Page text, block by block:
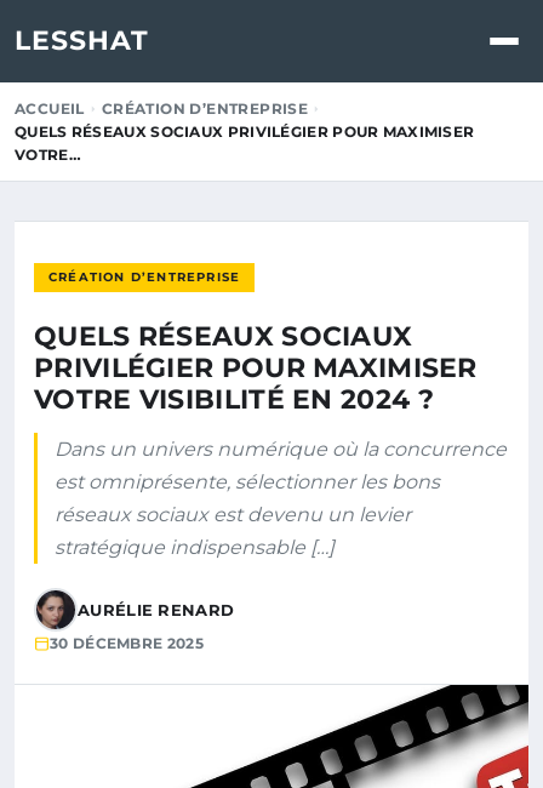
LESSHAT
ACCUEIL
CRÉATION D’ENTREPRISE
QUELS RÉSEAUX SOCIAUX PRIVILÉGIER POUR MAXIMISER
VOTRE…
CRÉATION D’ENTREPRISE
QUELS RÉSEAUX SOCIAUX
PRIVILÉGIER POUR MAXIMISER
VOTRE VISIBILITÉ EN 2024 ?
Dans un univers numérique où la concurrence
est omniprésente, sélectionner les bons
réseaux sociaux est devenu un levier
stratégique indispensable […]
AURÉLIE RENARD
30 DÉCEMBRE 2025